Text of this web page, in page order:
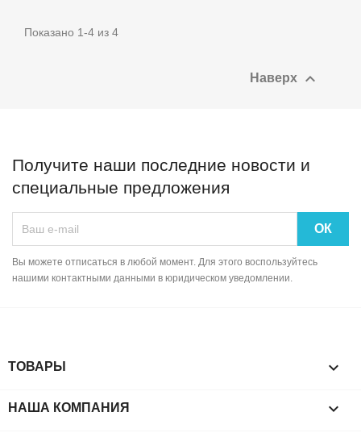
Показано 1-4 из 4
Наверх 
Получите наши последние новости и
специальные предложения
Вы можете отписаться в любой момент. Для этого воспользуйтесь
нашими контактными данными в юридическом уведомлении.
ТОВАРЫ 
НАША КОМПАНИЯ 